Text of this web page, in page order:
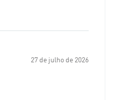
27 de julho de 2026